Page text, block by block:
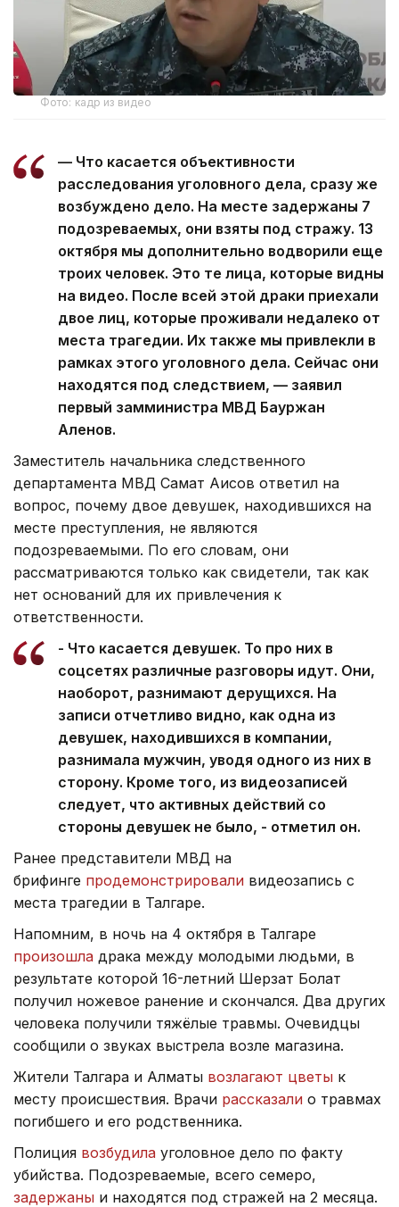
Фото: кадр из видео
— Что касается объективности
расследования уголовного дела, сразу же
возбуждено дело. На месте задержаны 7
подозреваемых, они взяты под стражу. 13
октября мы дополнительно водворили еще
троих человек. Это те лица, которые видны
на видео. После всей этой драки приехали
двое лиц, которые проживали недалеко от
места трагедии. Их также мы привлекли в
рамках этого уголовного дела. Сейчас они
находятся под следствием, — заявил
первый замминистра МВД Бауржан
Аленов.
Заместитель начальника следственного
департамента МВД Самат Аисов ответил на
вопрос, почему двое девушек, находившихся на
месте преступления, не являются
подозреваемыми. По его словам, они
рассматриваются только как свидетели, так как
нет оснований для их привлечения к
ответственности.
- Что касается девушек. То про них в
соцсетях различные разговоры идут. Они,
наоборот, разнимают дерущихся. На
записи отчетливо видно, как одна из
девушек, находившихся в компании,
разнимала мужчин, уводя одного из них в
сторону. Кроме того, из видеозаписей
следует, что активных действий со
стороны девушек не было, - отметил он.
Ранее представители МВД на
брифинге продемонстрировали видеозапись с
места трагедии в Талгаре.
Напомним, в ночь на 4 октября в Талгаре
произошла драка между молодыми людьми, в
результате которой 16-летний Шерзат Болат
получил ножевое ранение и скончался. Два других
человека получили тяжёлые травмы. Очевидцы
сообщили о звуках выстрела возле магазина.
Жители Талгара и Алматы возлагают цветы к
месту происшествия. Врачи рассказали о травмах
погибшего и его родственника.
Полиция возбудила уголовное дело по факту
убийства. Подозреваемые, всего семеро,
задержаны и находятся под стражей на 2 месяца.